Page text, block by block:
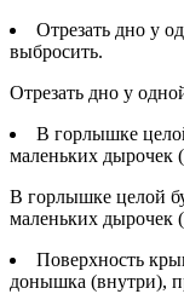
Отрезать дно у
выбросить.
Отрезать дно у
В горлышке
маленьких дырочек
В горлышке целой
маленьких дырочек
Поверхность
донышка (внутри),